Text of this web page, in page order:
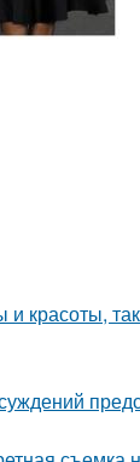
и красоты,